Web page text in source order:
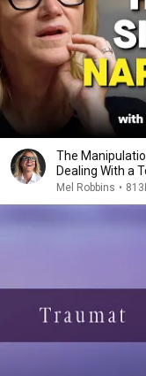
The
Dealing With a
Mel Robbins •